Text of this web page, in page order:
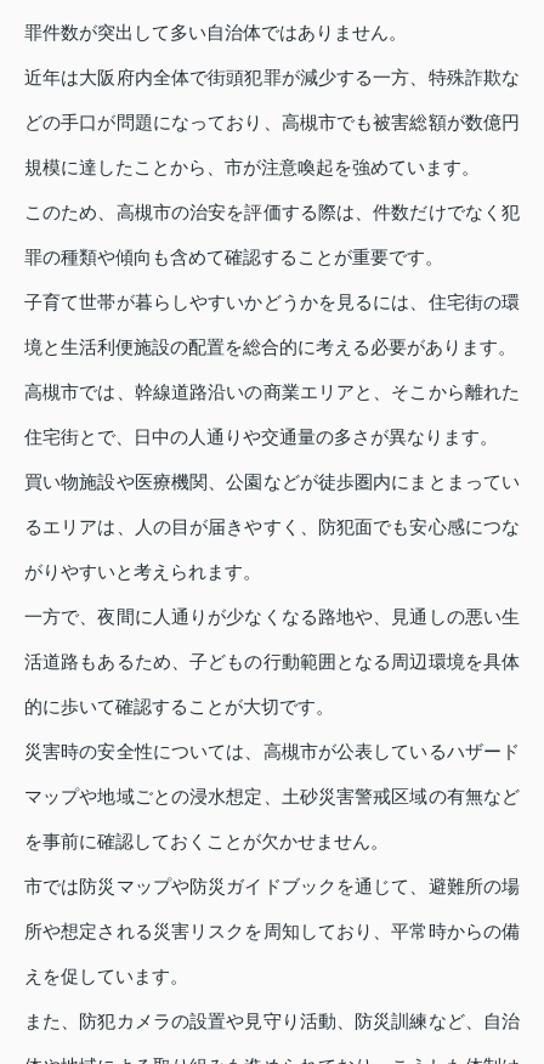
罪件数が突出して多い自治体ではありません。
近年は大阪府内全体で街頭犯罪が減少する一方、特殊詐欺な
どの手口が問題になっており、高槻市でも被害総額が数億円
規模に達したことから、市が注意喚起を強めています。
このため、高槻市の治安を評価する際は、件数だけでなく犯
罪の種類や傾向も含めて確認することが重要です。
子育て世帯が暮らしやすいかどうかを見るには、住宅街の環
境と生活利便施設の配置を総合的に考える必要があります。
高槻市では、幹線道路沿いの商業エリアと、そこから離れた
住宅街とで、日中の人通りや交通量の多さが異なります。
買い物施設や医療機関、公園などが徒歩圏内にまとまってい
るエリアは、人の目が届きやすく、防犯面でも安心感につな
がりやすいと考えられます。
一方で、夜間に人通りが少なくなる路地や、見通しの悪い生
活道路もあるため、子どもの行動範囲となる周辺環境を具体
的に歩いて確認することが大切です。
災害時の安全性については、高槻市が公表しているハザード
マップや地域ごとの浸水想定、土砂災害警戒区域の有無など
を事前に確認しておくことが欠かせません。
市では防災マップや防災ガイドブックを通じて、避難所の場
所や想定される災害リスクを周知しており、平常時からの備
えを促しています。
また、防犯カメラの設置や見守り活動、防災訓練など、自治